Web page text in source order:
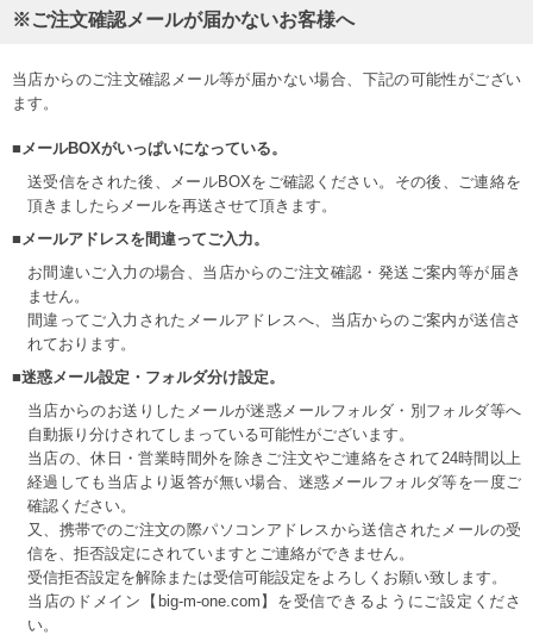
※ご注文確認メールが届かないお客様へ
当店からのご注文確認メール等が届かない場合、下記の可能性がござい
ます。
■メールBOXがいっぱいになっている。
送受信をされた後、メールBOXをご確認ください。その後、ご連絡を
頂きましたらメールを再送させて頂きます。
■メールアドレスを間違ってご入力。
お間違いご入力の場合、当店からのご注文確認・発送ご案内等が届き
ません。
間違ってご入力されたメールアドレスへ、当店からのご案内が送信さ
れております。
■迷惑メール設定・フォルダ分け設定。
当店からのお送りしたメールが迷惑メールフォルダ・別フォルダ等へ
自動振り分けされてしまっている可能性がございます。
当店の、休日・営業時間外を除きご注文やご連絡をされて24時間以上
経過しても当店より返答が無い場合、迷惑メールフォルダ等を一度ご
確認ください。
又、携帯でのご注文の際パソコンアドレスから送信されたメールの受
信を、拒否設定にされていますとご連絡ができません。
受信拒否設定を解除または受信可能設定をよろしくお願い致します。
当店のドメイン【big-m-one.com】を受信できるようにご設定くださ
い。